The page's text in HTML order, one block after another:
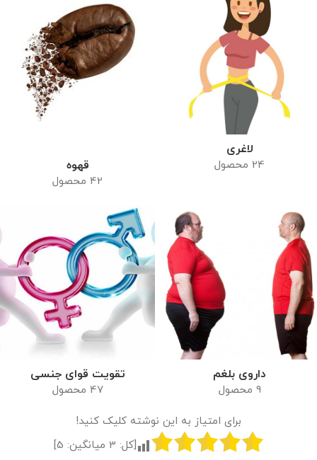
لاغری
24 محصول قهوه
42 محصول
داروی بلغم
9 محصول
تقویت قوای جنسی
47 محصول
برای امتیاز به این نوشته کلیک کنید!
[کل: 3 میانگین: 5
]